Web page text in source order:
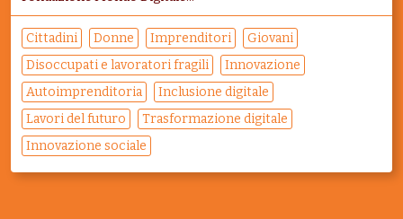
Cittadini Donne Imprenditori
Giovani
Disoccupati e lavoratori fragili
Innovazione
Autoimprenditoria
Inclusione digitale
Lavori del futuro
Trasformazione digitale
Innovazione sociale